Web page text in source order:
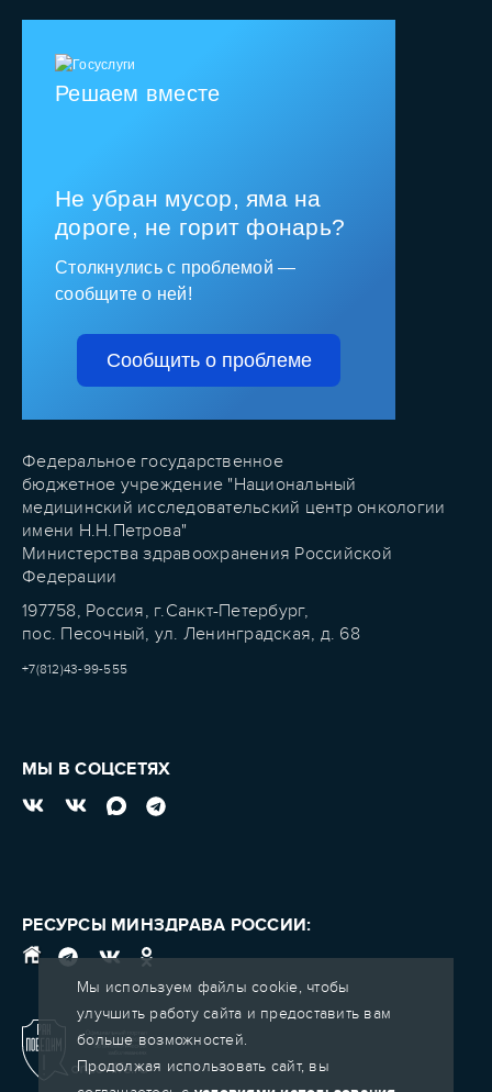
Мы используем файлы cookie, чтобы
улучшить работу сайта и предоставить вам
больше возможностей.
Продолжая использовать сайт, вы
Решаем вместе
Не убран мусор, яма на
дороге, не горит фонарь?
Столкнулись с проблемой —
сообщите о ней!
Сообщить о проблеме
Федеральное государственное
бюджетное учреждение "Национальный
медицинский исследовательский центр онкологии
имени Н.Н.Петрова"
Министерства здравоохранения Российской
Федерации
197758, Россия, г.Санкт-Петербург,
пос. Песочный, ул. Ленинградская, д. 68
+7(812)43-99-555
МЫ В СОЦСЕТЯХ
РЕСУРСЫ МИНЗДРАВА РОССИИ: